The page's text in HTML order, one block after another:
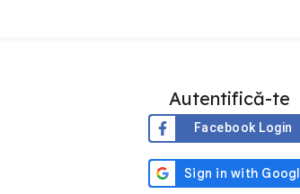
Autentifică-te
Facebook Login